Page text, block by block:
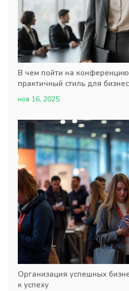
В чем пойти на
практичный стиль для
ноя 16, 2025
Организация успешных
к успеху